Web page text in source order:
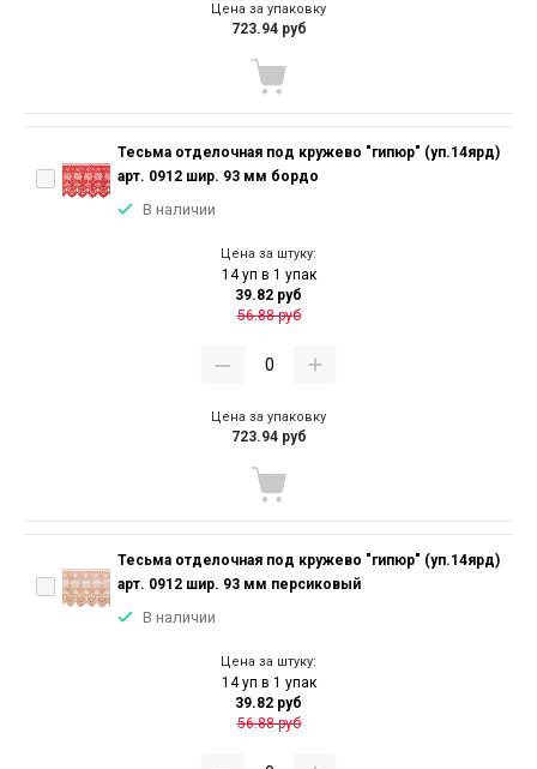
Цена за упаковку
723.94 руб
Тесьма отделочная под кружево "гипюр" (уп.14ярд)
арт. 0912 шир. 93 мм бордо
В наличии
Цена за штуку:
14 уп в 1 упак
39.82 руб
56.88 руб
Цена за упаковку
723.94 руб
Тесьма отделочная под кружево "гипюр" (уп.14ярд)
арт. 0912 шир. 93 мм персиковый
В наличии
Цена за штуку:
14 уп в 1 упак
39.82 руб
56.88 руб